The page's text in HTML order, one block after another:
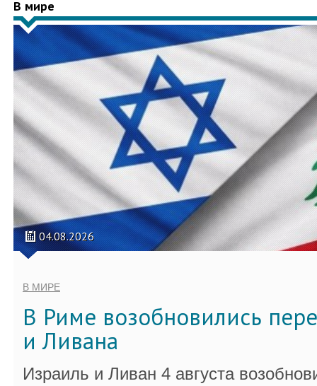
В мире
04.08.2026
В МИРЕ
В Риме возобновились
и Ливана
Израиль и Ливан 4 августа